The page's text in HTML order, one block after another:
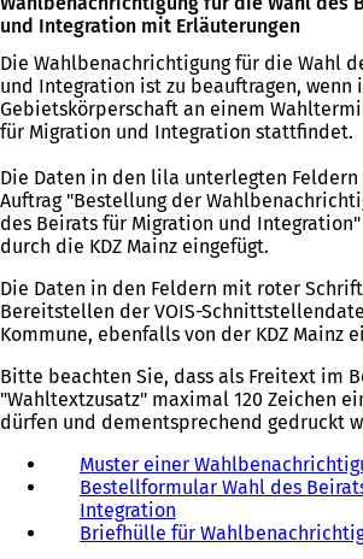
und Integration mit Erläuterungen
Die Wahlbenachrichtigung für die Wahl
und Integration ist zu beauftragen, wenn
Gebietskörperschaft an einem
für Migration und Integration stattfindet.
Die Daten in den lila unterlegten Feldern
Auftrag "Bestellung der
des Beirats für Migration und
durch die KDZ Mainz eingefügt.
Die Daten in den Feldern mit roter
Bereitstellen der VOIS-
Kommune, ebenfalls von der KDZ Mainz
Bitte beachten Sie, dass als Freitext im
"Wahltextzusatz" maximal 120 Zeichen
dürfen und dementsprechend gedruckt
Muster einer
Bestellformular Wahl des
Integration
Ö
Briefhülle für